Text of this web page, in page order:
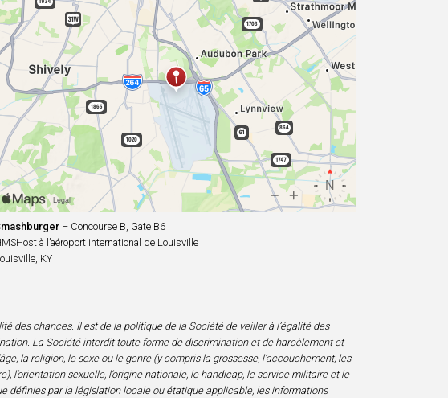
– Concourse B, Gate B6
à l’aéroport international de Louisville
KY
des chances. Il est de la politique de la Société de veiller à l’égalité des
La Société interdit toute forme de discrimination et de harcèlement et
la religion, le sexe ou le genre (y compris la grossesse, l’accouchement, les
l’orientation sexuelle, l’origine nationale, le handicap, le service militaire et le
définies par la législation locale ou étatique applicable, les informations